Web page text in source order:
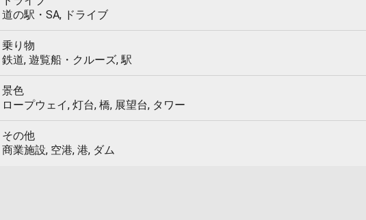
道の駅・SA, ドライブ
乗り物
鉄道, 遊覧船・クルーズ, 駅
景色
ロープウェイ, 灯台, 橋, 展望台, タワー
その他
商業施設, 空港, 港, ダム